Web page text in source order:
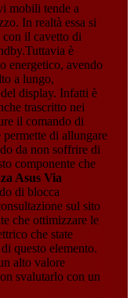
mobili tende a
In realtà essa si
con il cavetto di
è
energetico, avendo
a lungo,
display. Infatti è
trascritto nei
il comando di
di allungare
da non soffrire di
componente che
Asus Via
di blocca
sul sito
che ottimizzare le
che state
questo elemento.
alto valore
svalutarlo con un